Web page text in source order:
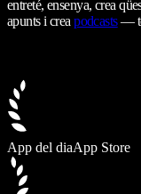
entreté, ensenya, crea
apunts i creapodcasts—
App del diaApp Store